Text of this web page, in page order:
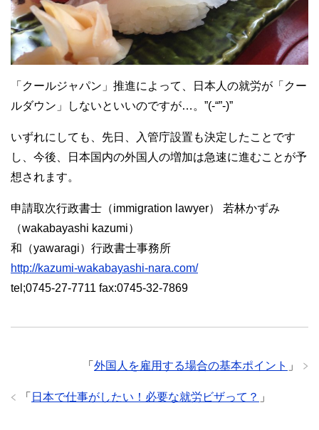
「クールジャパン」推進によって、日本人の就労が「クー
ルダウン」しないといいのですが…。”(-“”-)”
いずれにしても、先日、入管庁設置も決定したことです
し、今後、日本国内の外国人の増加は急速に進むことが予
想されます。
申請取次行政書士（immigration lawyer） 若林かずみ
（wakabayashi kazumi）
和（yawaragi）行政書士事務所
http://kazumi-wakabayashi-nara.com/
tel;0745-27-7711 fax:0745-32-7869
「 外国人を雇用する場合の基本ポイント 」
「 日本で仕事がしたい！必要な就労ビザって？ 」